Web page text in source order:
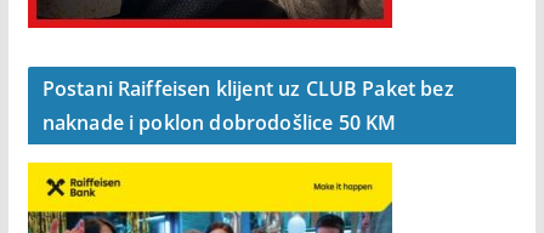
Postani Raiffeisen klijent uz CLUB Paket bez
naknade i poklon dobrodošlice 50 KM